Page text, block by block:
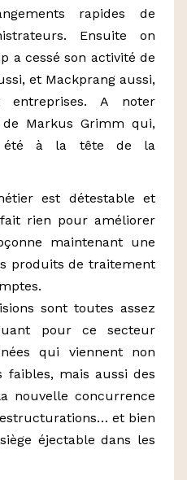
rapides de
Ensuite on
a cessé son activité de
et Mackprang aussi,
A noter
Markus Grimm qui,
été à la tête de la
est détestable et
fait rien pour améliorer
maintenant une
produits de traitement
sont toutes assez
pour ce secteur
qui viennent non
faibles, mais aussi des
nouvelle concurrence
et bien
éjectable dans les